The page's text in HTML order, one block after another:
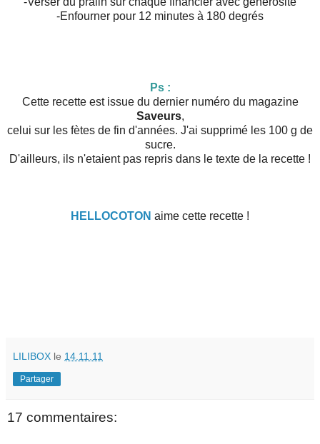
-Enfourner pour 12 minutes à 180 degrés
Ps :
Cette recette est issue du dernier numéro du magazine
Saveurs,
celui sur les fètes de fin d'années. J'ai supprimé les 100 g de
sucre.
D'ailleurs, ils n'etaient pas repris dans le texte de la recette !
HELLOCOTON aime cette recette !
LILIBOX le 14.11.11
Partager
17 commentaires: